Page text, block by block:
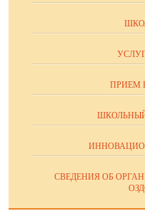
ПРИЕМ
СВЕДЕНИЯ ОБ